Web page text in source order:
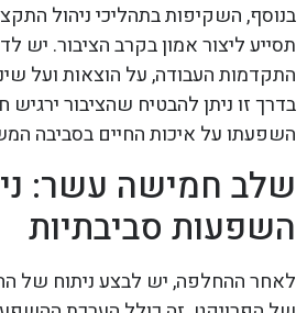
בנוסף, השקיפות בתהליכי ניהול
תסייע ליצור אמון בקרב הציבור. יש
התקדמות העבודה, על הוצאות ועל
בדרך זו ניתן להבטיח שהציבור ירגיש
השפעתו על איכות החיים בסביבה
שלב חמישה עשר:
השפעות סביבתיות
לאחר ההחלפה, יש לבצע ניתוח של